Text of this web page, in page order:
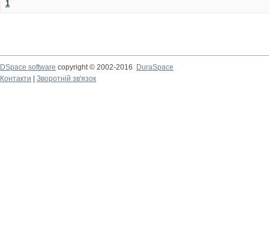
1
DSpace software copyright © 2002-2016
DuraSpace
Контакти
Зворотній зв'язок